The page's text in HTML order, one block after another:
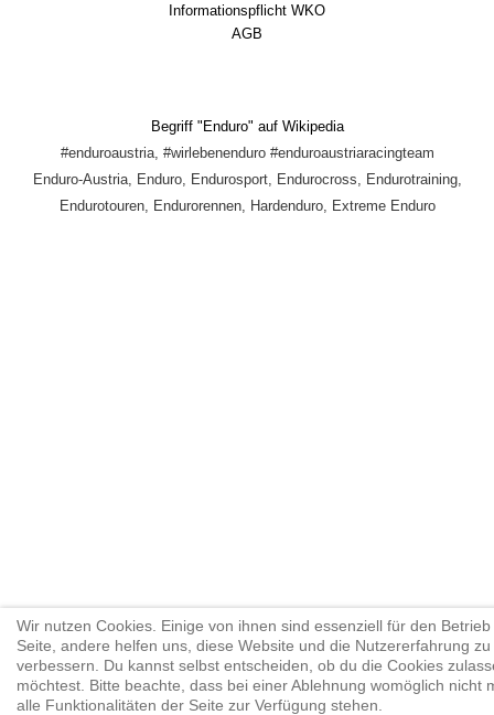
Informationspflicht WKO
AGB
Begriff "Enduro" auf Wikipedia
#enduroaustria, #wirlebenenduro #enduroaustriaracingteam
Enduro-Austria, Enduro, Endurosport, Endurocross, Endurotraining,
Endurotouren, Endurorennen, Hardenduro, Extreme Enduro
Wir nutzen Cookies. Einige von ihnen sind essenziell für den
Seite, andere helfen uns, diese Website und die Nutzererfahrung zu
verbessern. Du kannst selbst entscheiden, ob du die Cookies
möchtest. Bitte beachte, dass bei einer Ablehnung womöglich nicht
alle Funktionalitäten der Seite zur Verfügung stehen.